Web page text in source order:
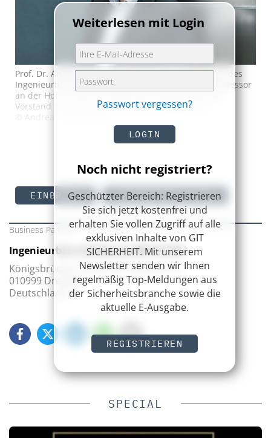
Prof. Dr. Andreas Hasenpusch, u.a. Geschäftsführer des
Ingenieurbüros Rathenow BPS und der STC BPS, Professor
an der Hochschule für Öffentliche Verwaltung und
Vorstand des Verbandes für Sicherheitstechnik
Weiterlesen mit Login
Passwort vergessen?
LOGIN
Noch nicht registriert?
Geschützter Bereich: Registrieren
Sie sich jetzt kostenfrei und
erhalten Sie vollen Zugriff auf alle
exklusiven Inhalte von GIT
SICHERHEIT. Mit unserem
Newsletter senden wir Ihnen
regelmäßig Top-Meldungen aus
der Sicherheitsbranche sowie die
aktuelle E-Ausgabe.
REGISTRIEREN
EINBRUCH PERIMETERSCHUTZ
Business Partner
Ingenieurbüro Rathenow BPS GmbH
Königsbrücker Straße 96, Gebäude 14
010999 Dresden
Deutschland
SPECIAL